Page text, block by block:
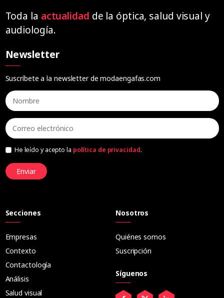
Toda la actualidad de la óptica, salud visual y
audiología.
Newsletter
Suscríbete a la newsletter de modaengafas.com
He leído y acepto la política de privacidad.
Enviar
Secciones
Empresas
Contexto
Contactología
Análisis
Salud visual
Nosotros
Quiénes somos
Suscripción
Síguenos